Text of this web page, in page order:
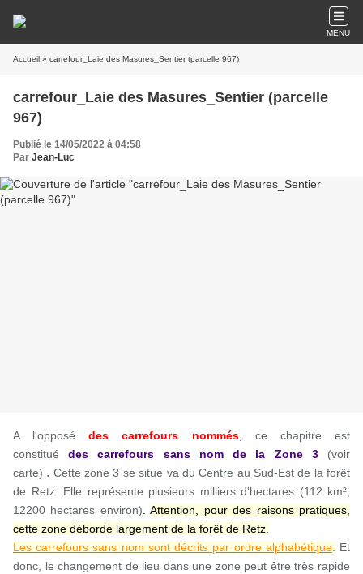
MENU
Accueil » carrefour_Laie des Masures_Sentier (parcelle 967)
carrefour_Laie des Masures_Sentier (parcelle
967)
Publié le 14/05/2022 à 04:58
Par Jean-Luc
A l'opposédes carrefours nommés,
ce chapitre est
constitué
des carrefours sans nom de la Zone 3
(voir
carte) . Cette zone 3 se situe va du Centre au Sud-Est de la forêt
de Retz. Elle représente plusieurs milliers d'hectares (112 km²,
12200 hectares environ) .Attention, pour des raisons pratiques,
cette zone déborde largement de la forêt de Retz.
Les carrefours sans nom sont décrits par ordre alphabétique.
Et
donc, le changement de lieu dans une zone peut être très rapide